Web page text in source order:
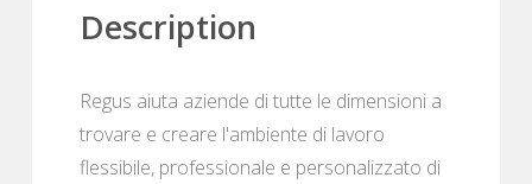
Description
Regus aiuta aziende di tutte le dimensioni a
trovare e creare l'ambiente di lavoro
flessibile, professionale e personalizzato di